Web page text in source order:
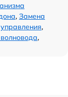
, Замена
,
,